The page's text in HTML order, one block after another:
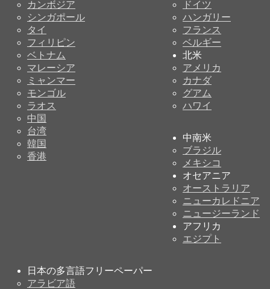
カンボジア
シンガポール
タイ
フィリピン
ベトナム
マレーシア
ミャンマー
モンゴル
ラオス
中国
台湾
韓国
香港
ドイツ
ハンガリー
フランス
ベルギー
北米
アメリカ
カナダ
グアム
ハワイ
中南米
ブラジル
メキシコ
オセアニア
オーストラリア
ニューカレドニア
ニュージーランド
アフリカ
エジプト
日本の多言語フリーペーパー
アラビア語